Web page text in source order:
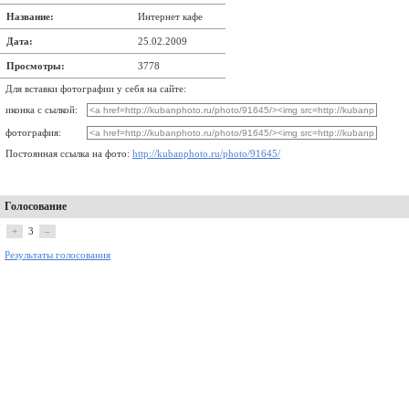
Название: Интернет кафе
Дата: 25.02.2009
Просмотры: 3778
Для вставки фотографии у себя на сайте:
иконка с сылкой:
фотография:
Постоянная ссылка на фото: http://kubanphoto.ru/photo/91645/
Голосование
+ 3 –
Результаты голосования